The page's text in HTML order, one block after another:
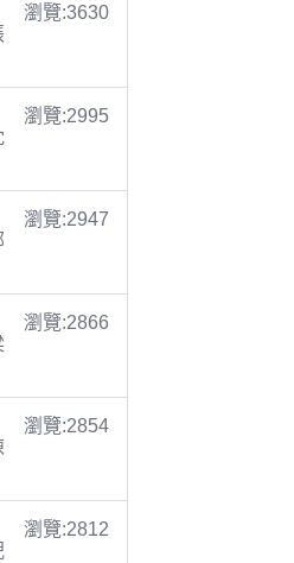
瀏覽:3630
瀏覽:2995
瀏覽:2947
瀏覽:2866
瀏覽:2854
瀏覽:2812